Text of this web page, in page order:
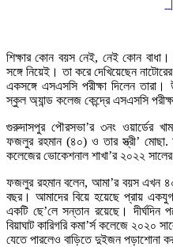
|
শিক্ষার কোন বয়স নেই, নেই কোন বাধা।
সঙ্গে নিয়েই। তা করে দেখিয়েছেন
একসঙ্গে এসএসসি পরীক্ষা দিলেন
স্কুল অ্যান্ড কলেজ কেন্দ্রে এসএসসি
গুরুদাসপুর পৌরসভা’র ৩নং ওয়ার্ডের
ফজলুর রহমান (৪০) ও তার স্ত্রী’ মোছা.
কলেজের ভোকেশনাল শাখা’র ২০২২ সালের
ফজলুর রহমান বলেন, আমা’র বয়স এখন
বছর। আমাদের বিয়ে হয়েছে প্রায়
একটি ছে’লে সন্তান রয়েছে। দীর্ঘদিন
বিয়াঘাট কারিগরি কমা’র্স কলেজে ২০২০
যেতে পারলেও বাড়িতে দুইজন পড়াশোনা